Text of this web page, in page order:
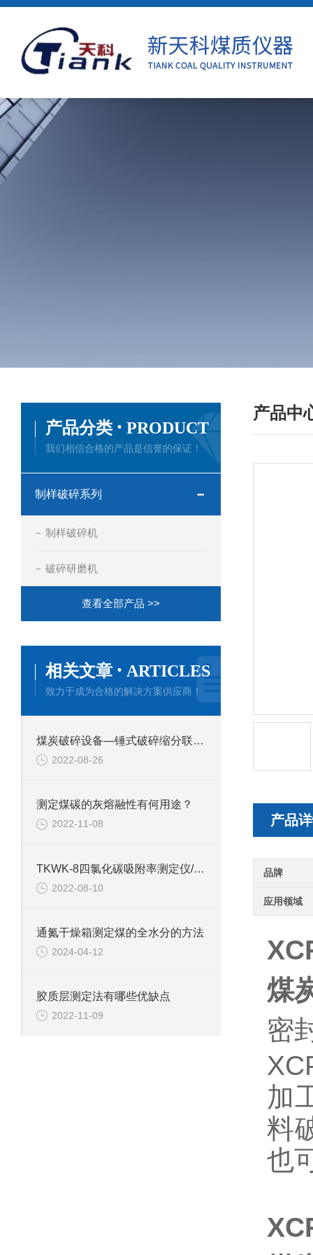
产品中
产品
品牌
应用领域
煤
密
加
料
也
产品分类 · PRODUCT
我们相信合格的产品是信誉的保证！
制样破碎系列
制样破碎机
破碎研磨机
查看全部产品 >>
相关文章 · ARTICLES
致力于成为合格的解决方案供应商！
煤炭破碎设备—锤式破碎缩分联合制样机通用技术条件
2022-08-26
测定煤碳的灰熔融性有何用途？
2022-11-08
TKWK-8四氯化碳吸附率测定仪/微电脑综合吸附仪技术参数
2022-08-10
通氮干燥箱测定煤的全水分的方法
2024-04-12
胶质层测定法有哪些优缺点
2022-11-09